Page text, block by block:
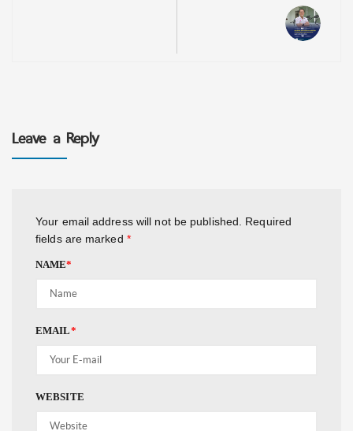
Leave a Reply
Your email address will not be published.
Required
fields are marked *
NAME*
EMAIL*
WEBSITE